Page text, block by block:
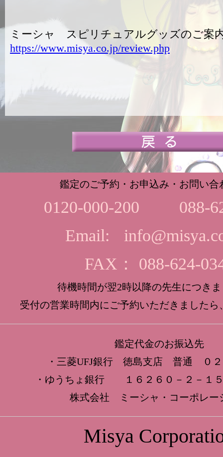
ミーシャ スピリチュアルグッズのご案
https://www.misya.co.jp/review.php
鑑定のご予約・お申込み・お問い合
0120-000-200
088-
Email:
FAX： 088-624-
待機時間が翌2時以降の先生につき
受付の営業時間内にご予約いただきましたら
鑑定代金のお振込先
・三菱UFJ銀行 徳島支店 普通 ０２
・ゆうちょ銀行 １６２６０－２－１
株式会社 ミーシャ・コーポレー
Misya